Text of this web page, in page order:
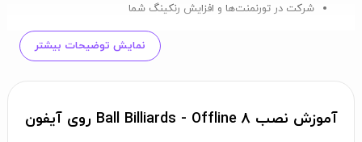
شرکت در تورنمنت‌ها و افزایش رنکینگ شما
نمایش توضیحات بیشتر
آموزش نصب 8 Ball Billiards - Offline روی آیفون